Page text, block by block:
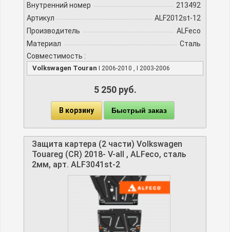
Внутренний номер
213492
Артикул
ALF2012st-12
Производитель
ALFeco
Материал
Сталь
Совместимость :
Volkswagen Touran I 2006-2010 , I 2003-2006
5 250 руб.
В корзину Быстрый заказ
Защита картера (2 части) Volkswagen
Touareg (CR) 2018- V-all , ALFeco, сталь
2мм, арт. ALF3041st-2